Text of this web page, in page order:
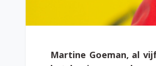
Martine Goeman, al